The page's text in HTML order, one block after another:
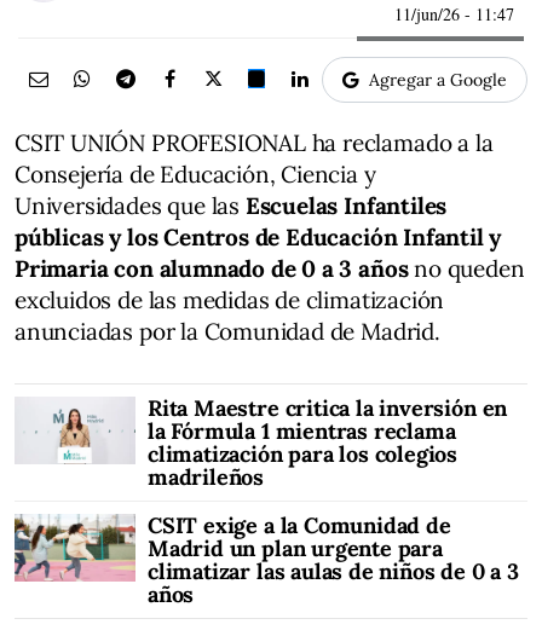
11/jun/26 - 11:47
Agregar a Google
CSIT UNIÓN PROFESIONAL ha reclamado a la
Consejería de Educación, Ciencia y
Universidades que las Escuelas Infantiles
públicas y los Centros de Educación Infantil y
Primaria con alumnado de 0 a 3 añosno queden
excluidos de las medidas de climatización
anunciadas por la Comunidad de Madrid.
Rita Maestre critica la inversión en
la Fórmula 1 mientras reclama
climatización para los colegios
madrileños
CSIT exige a la Comunidad de
Madrid un plan urgente para
climatizar las aulas de niños de 0 a 3
años